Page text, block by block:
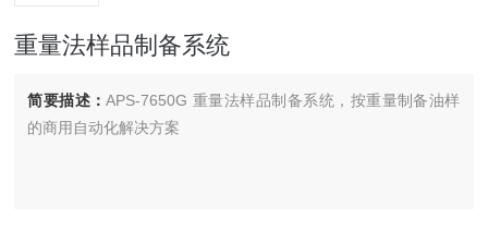
重量法样品制备系统
简要描述：APS-7650G 重量法样品制备系统，按重量制备油样
的商用自动化解决方案